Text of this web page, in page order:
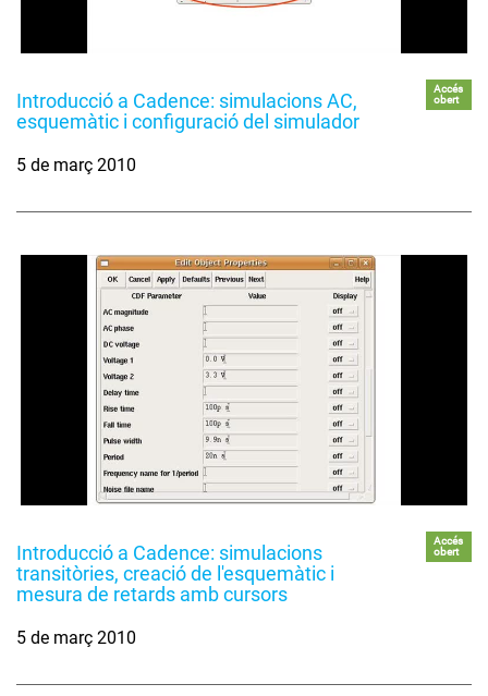
Introducció a Cadence: simulacions AC,
esquemàtic i configuració del simulador
Accés
obert
5 de març 2010
Introducció a Cadence: simulacions
transitòries, creació de l'esquemàtic i
mesura de retards amb cursors
Accés
obert
5 de març 2010